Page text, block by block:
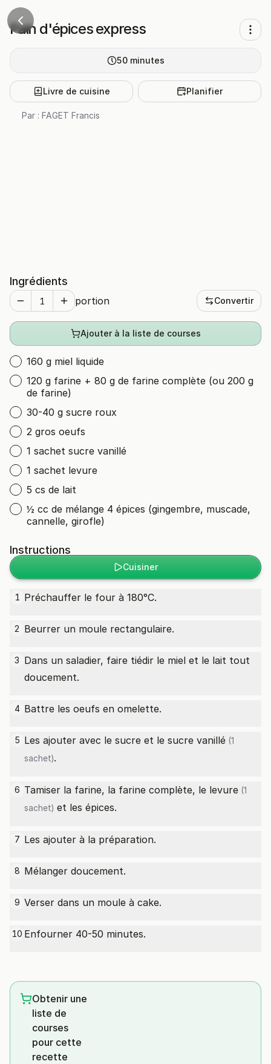
Pain d'épices express
50 minutes
Livre de cuisine Planifier
Par : FAGET Francis
Ingrédients
portion Convertir
Ajouter à la liste de courses
160 g miel liquide
120 g farine + 80 g de farine complète (ou 200 g
de farine)
30-40 g sucre roux
2 gros oeufs
1 sachet sucre vanillé
1 sachet levure
5 cs de lait
½ cc de mélange 4 épices (gingembre, muscade,
cannelle, girofle)
Instructions
Cuisiner
1 Préchauffer le four à 180°C.
2 Beurrer un moule rectangulaire.
3 Dans un saladier, faire tiédir le miel et le lait tout
doucement.
4 Battre les oeufs en omelette.
5 Les ajouter avec le sucre et le sucre vanillé (1
sachet).
6 Tamiser la farine, la farine complète, le levure (1
sachet) et les épices.
7 Les ajouter à la préparation.
8 Mélanger doucement.
9 Verser dans un moule à cake.
10 Enfourner 40-50 minutes.
Obtenir une
liste de
courses
pour cette
recette